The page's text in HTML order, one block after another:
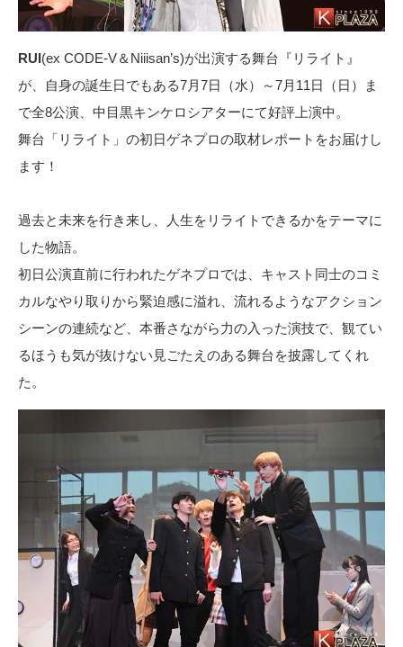
RUI(ex CODE-V＆Niiisan’s)が出演する舞台『リライト』
が、自身の誕生日でもある7月7日（水）～7月11日（日）ま
で全8公演、中目黒キンケロシアターにて好評上演中。
舞台「リライト」の初日ゲネプロの取材レポートをお届けし
ます！
過去と未来を行き来し、人生をリライトできるかをテーマに
した物語。
初日公演直前に行われたゲネプロでは、キャスト同士のコミ
カルなやり取りから緊迫感に溢れ、流れるようなアクション
シーンの連続など、本番さながら力の入った演技で、観てい
るほうも気が抜けない見ごたえのある舞台を披露してくれ
た。